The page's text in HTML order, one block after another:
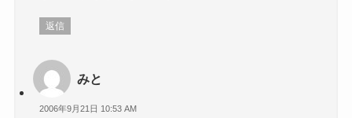
返信
みと
2006年9月21日 10:53 AM